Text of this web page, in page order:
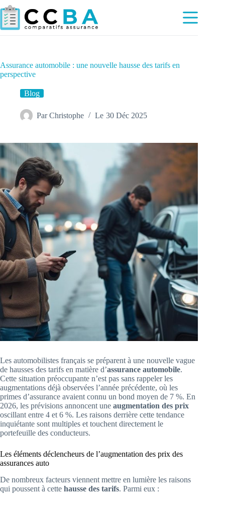
Passer
au
contenu
Assurance automobile : une nouvelle hausse des tarifs en
perspective
Blog
Par Christophe Le 30 Déc 2025
Les automobilistes français se préparent à une nouvelle vague
de hausses des tarifs en matière d’assurance automobile.
Cette situation préoccupante n’est pas sans rappeler les
augmentations déjà observées l’année précédente, où les
primes d’assurance avaient connu un bond moyen de 7 %. En
2026, les prévisions annoncent une augmentation des prix
oscillant entre 4 et 6 %. Les raisons derrière cette tendance
inquiétante sont multiples et touchent directement le
portefeuille des conducteurs.
Les éléments déclencheurs de l’augmentation des prix des
assurances auto
De nombreux facteurs viennent mettre en lumière les raisons
qui poussent à cette hausse des tarifs. Parmi eux :